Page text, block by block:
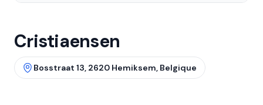
Cristiaensen
Bosstraat 13, 2620 Hemiksem, Belgique